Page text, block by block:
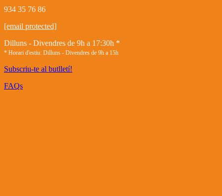
934 35 76 86
[email protected]
Dilluns - Divendres de 9h a 17:30h *
* Horari d'estiu: Dilluns - Divendres de 9h a 15h
Subscriu-te al butlletí!
FAQs